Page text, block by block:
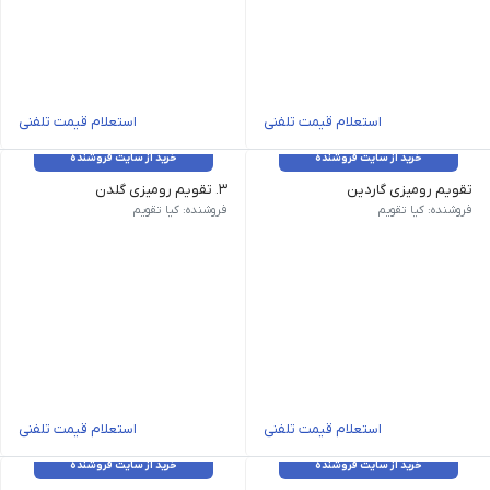
استعلام قیمت تلفنی استعلام قیمت تلفنی
خرید از سایت فروشنده
تقویم رومیزی گاردین
تقویم رومیزی گاردین با طراحی لوکس و چاپ طلایی، مناسب برای
فروشنده: کیا تقویم
استعلام قیمت تلفنی
خرید از سایت فروشنده
3. تقویم رومیزی گلدن
تقویم رومیزی گلدن با ترکیب
فروشنده: کیا تقویم
استعلام قیمت تلفنی
خرید از سایت فروشنده خرید از سایت فروشنده